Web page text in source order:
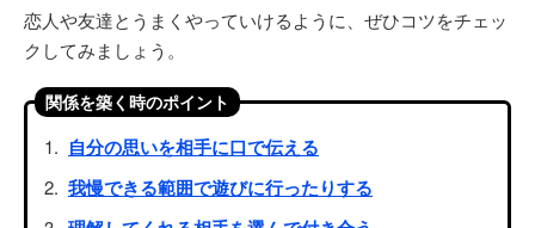
恋人や友達とうまくやっていけるように、ぜひコツをチェッ
クしてみましょう。
関係を築く時のポイント
自分の思いを相手に口で伝える
我慢できる範囲で遊びに行ったりする